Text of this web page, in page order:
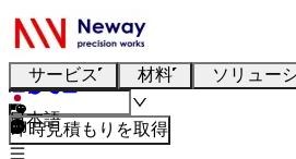
サービス 材料 ソリュー
日本語
即時見積もりを取得